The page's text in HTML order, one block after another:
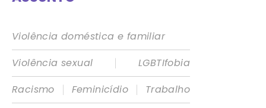
Violência doméstica e familiar
Violência sexual
|
LGBTIfobia
Racismo
| Feminicídio |
Trabalho